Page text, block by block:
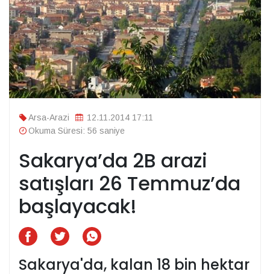
Arsa-Arazi
12.11.2014 17:11
Okuma Süresi: 56 saniye
Sakarya’da 2B arazi
satışları 26 Temmuz’da
başlayacak!
Sakarya'da, kalan 18 bin hektar